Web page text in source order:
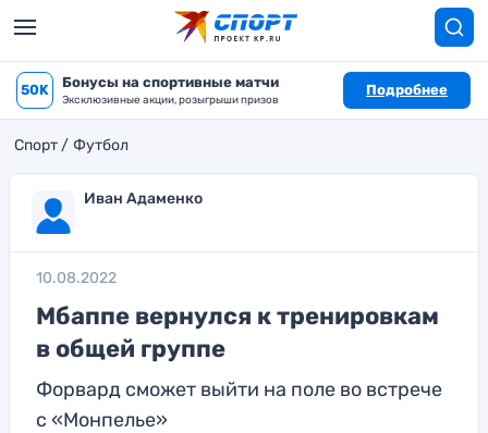
50K Бонусы на спортивные матчи
Эксклюзивные акции, розыгрыши призов
Подробнее
Спорт Футбол
Иван Адаменко
10.08.2022
Мбаппе вернулся к тренировкам
в общей группе
Форвард сможет выйти на поле во встрече
с «Монпелье»